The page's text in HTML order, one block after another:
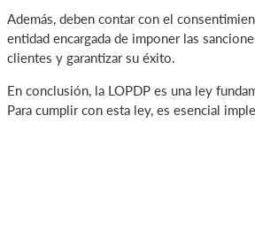
Además, deben contar con el
entidad encargada de imponer las
clientes y garantizar su éxito.
En conclusión, la LOPDP es una ley
Para cumplir con esta ley, es esencial